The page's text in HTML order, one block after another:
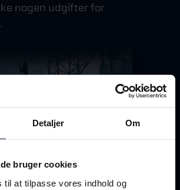
Detaljer Om
bruger cookies
til at tilpasse vores indhold og
nogen udgifter for